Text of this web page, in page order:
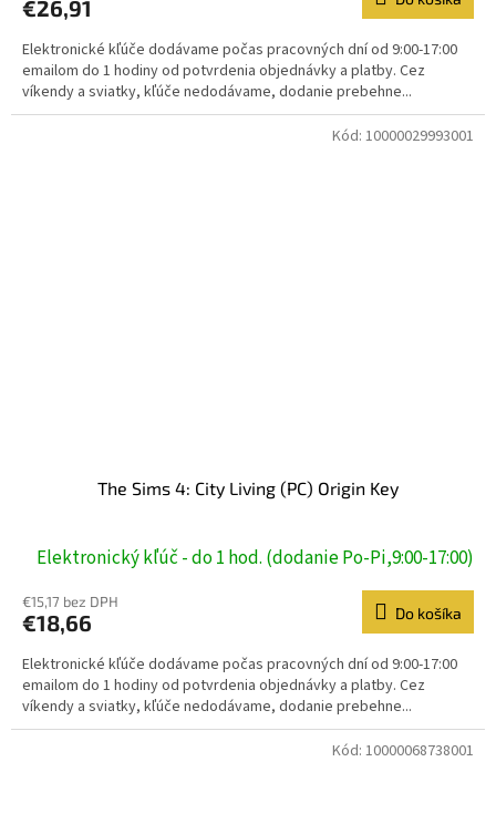
€26,91
Elektronické kľúče dodávame počas pracovných dní od 9:00-17:00
emailom do 1 hodiny od potvrdenia objednávky a platby. Cez
víkendy a sviatky, kľúče nedodávame, dodanie prebehne...
The Sims 4: City Living (PC) Origin Key
Elektronický kľúč - do 1 hod. (dodanie Po-Pi,9:00-17:00)
€15,17 bez DPH
€18,66 Do košíka
Elektronické kľúče dodávame počas pracovných dní od 9:00-17:00
emailom do 1 hodiny od potvrdenia objednávky a platby. Cez
víkendy a sviatky, kľúče nedodávame, dodanie prebehne...
Kód: 10000029993001
Kód: 10000068738001